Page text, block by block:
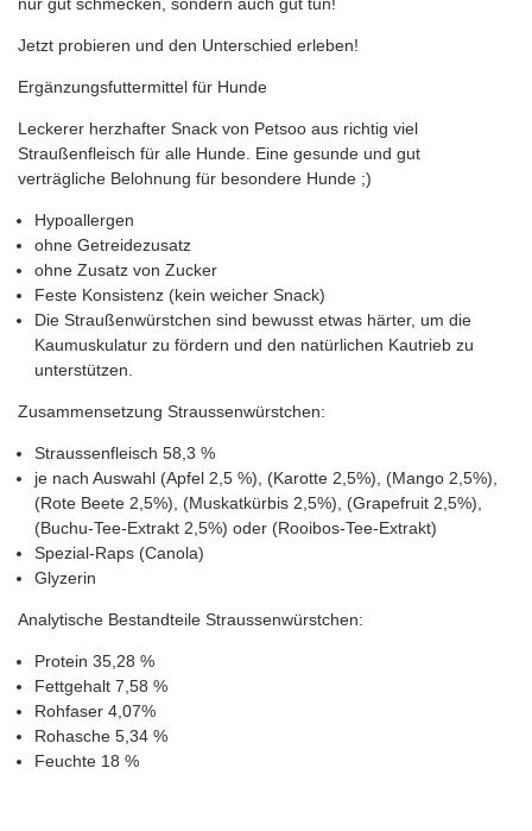
Jetzt probieren und den Unterschied erleben!
Ergänzungsfuttermittel für Hunde
Leckerer herzhafter Snack von Petsoo aus richtig viel
Straußenfleisch für alle Hunde. Eine gesunde und gut
verträgliche Belohnung für besondere Hunde ;)
Hypoallergen
ohne Getreidezusatz
ohne Zusatz von Zucker
Feste Konsistenz (kein weicher Snack)
Die Straußenwürstchen sind bewusst etwas härter, um die
Kaumuskulatur zu fördern und den natürlichen Kautrieb zu
unterstützen.
Zusammensetzung Straussenwürstchen:
Straussenfleisch 58,3 %
je nach Auswahl (Apfel 2,5 %), (Karotte 2,5%), (Mango 2,5%),
(Rote Beete 2,5%), (Muskatkürbis 2,5%), (Grapefruit 2,5%),
(Buchu-Tee-Extrakt 2,5%) oder (Rooibos-Tee-Extrakt)
Spezial-Raps (Canola)
Glyzerin
Analytische Bestandteile Straussenwürstchen:
Protein 35,28 %
Fettgehalt 7,58 %
Rohfaser 4,07%
Rohasche 5,34 %
Feuchte 18 %